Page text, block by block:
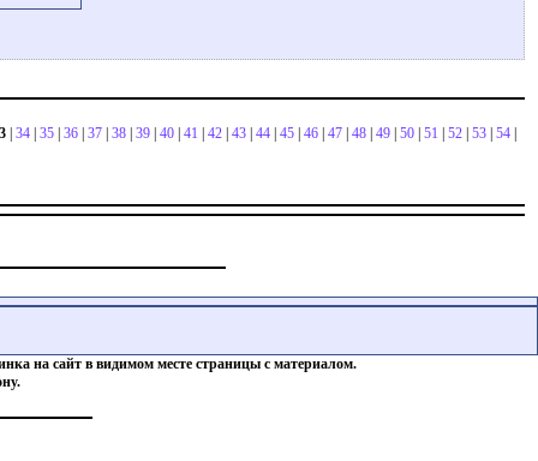
| 34 | 35 | 36 | 37 | 38 | 39 | 40 | 41 | 42 | 43 | 44 | 45 | 46 | 47 | 48 | 49 | 50 | 51 | 52 | 53 | 54 |
на сайт в видимом месте страницы с материалом.